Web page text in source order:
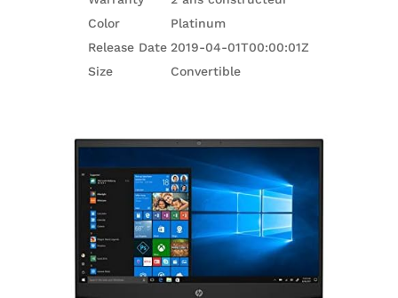
Color
Platinum
Release Date 2019-04-01T00:00:01Z
Size
Convertible